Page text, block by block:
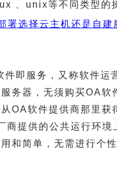
、unix等不同类型的
署选择云主机还是自建
件即服务，又称软件
务器，无须购买OA
OA软件提供商那里获
商提供的公共运行环
和简单，无需进行个